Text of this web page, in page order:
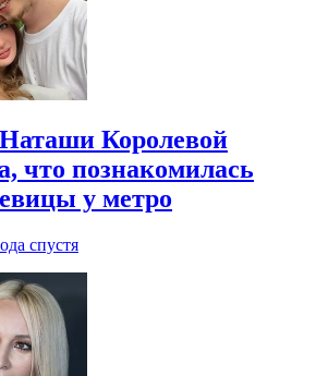
Королевой
что познакомилась
у метро
спустя